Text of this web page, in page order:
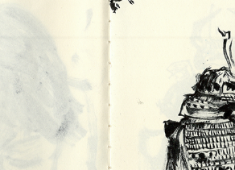
2025